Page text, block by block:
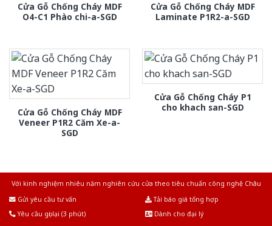
Cửa Gỗ Chống Cháy MDF
O4-C1 Phào chi-a-SGD
Cửa Gỗ Chống Cháy MDF
Laminate P1R2-a-SGD
Cửa Gỗ Chống Cháy MDF
Veneer P1R2 Căm Xe-a-
SGD
Cửa Gỗ Chống Cháy P1
cho khach san-SGD
Với kinh nghiệm nhiêu năm nghiên cứu cửa theo tiêu chuẩn công nghệ Châu
Gửi yêu cầu tư vấn
Tải báo giá tổng hợp
Yêu cầu gọi lại (3 phút)
Dành cho đại lý